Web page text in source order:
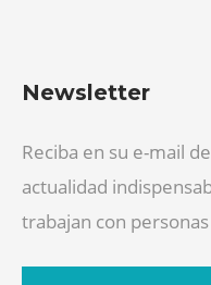
Newsletter
Reciba en su e-mail
actualidad
trabajan con